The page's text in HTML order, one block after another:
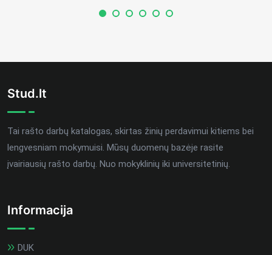
Stud.lt
Tai rašto darbų katalogas, skirtas žinių perdavimui kitiems bei
lengvesniam mokymuisi. Mūsų duomenų bazėje rasite
įvairiausių rašto darbų. Nuo mokyklinių iki universitetinių.
Informacija
DUK